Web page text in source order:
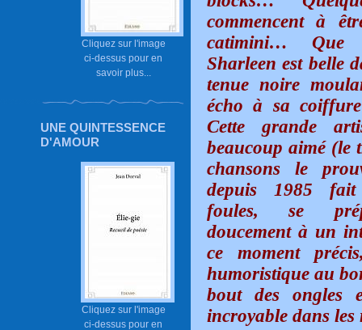
Cliquez sur l'image
ci-dessus pour en
savoir plus...
UNE QUINTESSENCE
D'AMOUR
Cliquez sur l'image
ci-dessus pour en
commencent à
catimini…
Sharleen est belle
tenue noire
écho à sa
Cette grande
beaucoup aimé (le
chansons le
depuis 1985
foules, se
doucement à un
ce moment
humoristique au
bout des ongles
incroyable dans les